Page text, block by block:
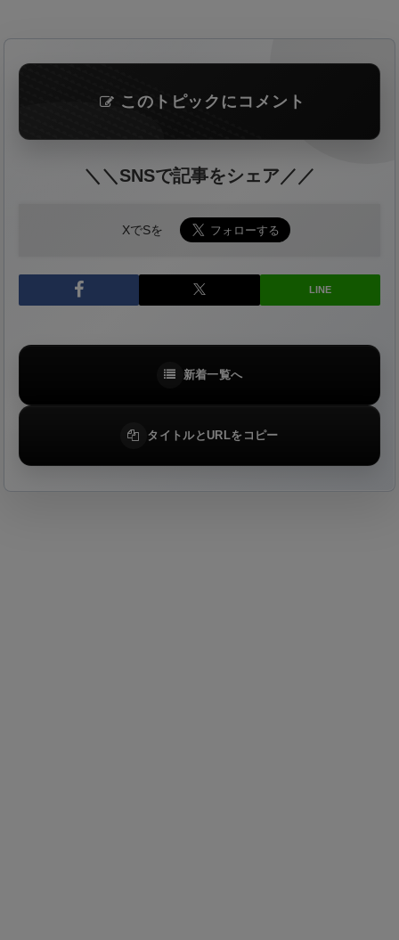
このトピックにコメント
＼＼SNSで記事をシェア／／
XでSを
LINE
新着一覧へ
タイトルとURLをコピー